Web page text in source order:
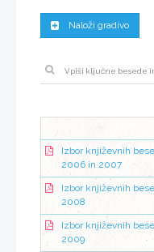
Naloži gradivo
Izbor književnih
2006 in 2007
Izbor književnih
2008
Izbor književnih
2009